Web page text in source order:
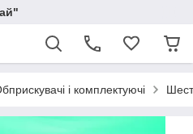
і комплектуючі